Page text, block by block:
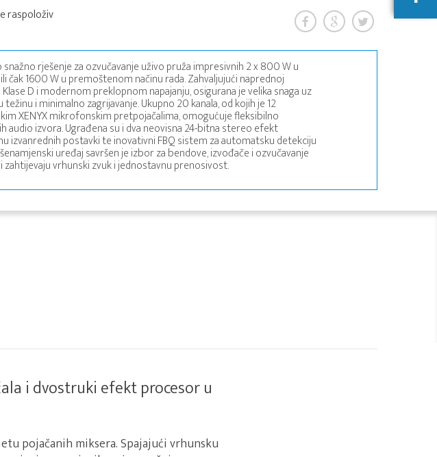
raspoloživ
rješenje za ozvučavanje uživo pruža impresivnih 2 x 800 W u
čak 1600 W u premoštenom načinu rada. Zahvaljujući naprednoj
D i modernom preklopnom napajanju, osigurana je velika snaga uz
i minimalno zagrijavanje. Ukupno 20 kanala, od kojih je 12
XENYX mikrofonskim pretpojačalima, omogućuje fleksibilno
audio izvora. Ugrađena su i dva neovisna 24-bitna stereo efekt
izvanrednih postavki te inovativni FBQ sistem za automatsku detekciju
uređaj savršen je izbor za bendove, izvođače i ozvučavanje
zahtijevaju vrhunski zvuk i jednostavnu prenosivost.
i dvostruki efekt procesor u
pojačanih miksera. Spajajući vrhunsku